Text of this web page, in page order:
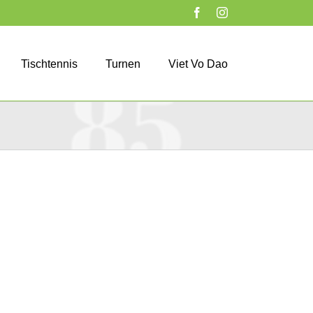
FacebookInstagram
Tischtennis Turnen Viet Vo Dao